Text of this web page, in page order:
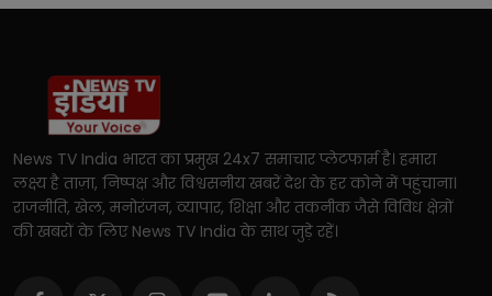
News TV India भारत का प्रमुख 24x7 समाचार प्लेटफार्म है। हमारा
लक्ष्य है ताज़ा, निष्पक्ष और विश्वसनीय खबरें देश के हर कोने में पहुंचाना।
राजनीति, खेल, मनोरंजन, व्यापार, शिक्षा और तकनीक जैसे विविध क्षेत्रों
की खबरों के लिए News TV India के साथ जुड़े रहें।